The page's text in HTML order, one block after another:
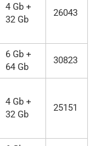
4 Gb +
32 Gb
26043
6 Gb +
64 Gb
30823
4 Gb +
32 Gb
25151